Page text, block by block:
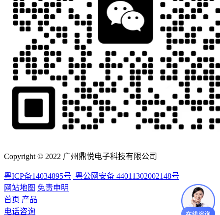
Copyright © 2022 广州鼎悦电子科技有限公司
粤ICP备14034895号 粤公网安备 44011302002148号
网站地图 免责申明
首页 产品
电话咨询